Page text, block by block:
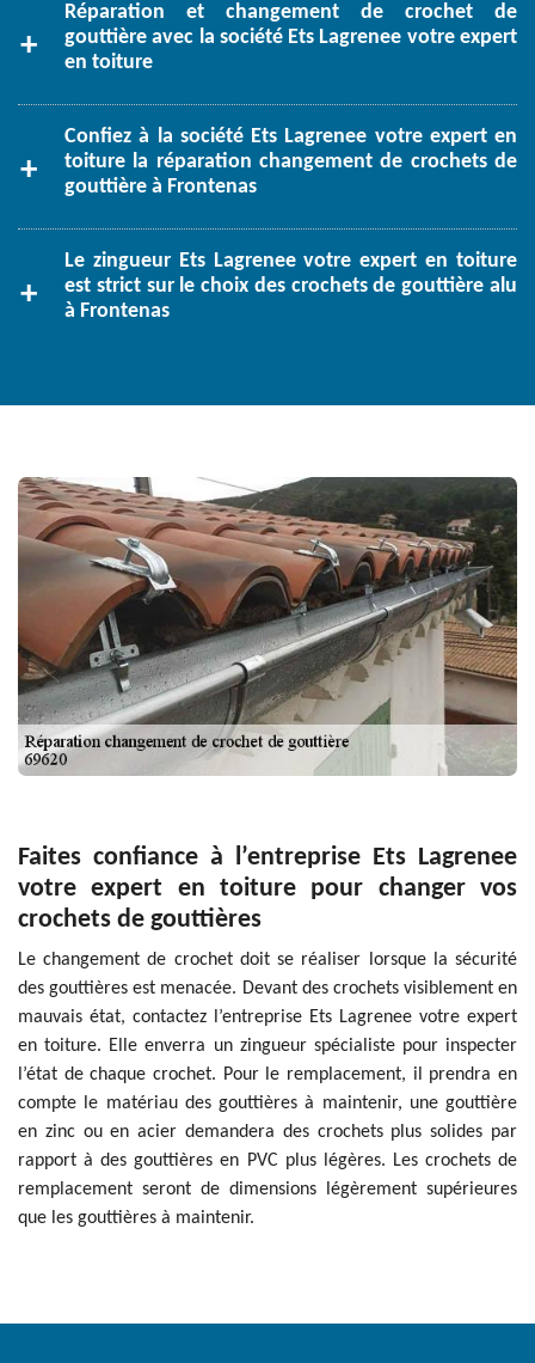
Réparation et changement de crochet de
gouttière avec la société Ets Lagrenee votre expert
en toiture
Confiez à la société Ets Lagrenee votre expert en
toiture la réparation changement de crochets de
gouttière à Frontenas
Le zingueur Ets Lagrenee votre expert en toiture
est strict sur le choix des crochets de gouttière alu
à Frontenas
Faites confiance à l’entreprise Ets Lagrenee
votre expert en toiture pour changer vos
crochets de gouttières
Le changement de crochet doit se réaliser lorsque la sécurité
des gouttières est menacée. Devant des crochets visiblement en
mauvais état, contactez l’entreprise Ets Lagrenee votre expert
en toiture. Elle enverra un zingueur spécialiste pour inspecter
l’état de chaque crochet. Pour le remplacement, il prendra en
compte le matériau des gouttières à maintenir, une gouttière
en zinc ou en acier demandera des crochets plus solides par
rapport à des gouttières en PVC plus légères. Les crochets de
remplacement seront de dimensions légèrement supérieures
que les gouttières à maintenir.